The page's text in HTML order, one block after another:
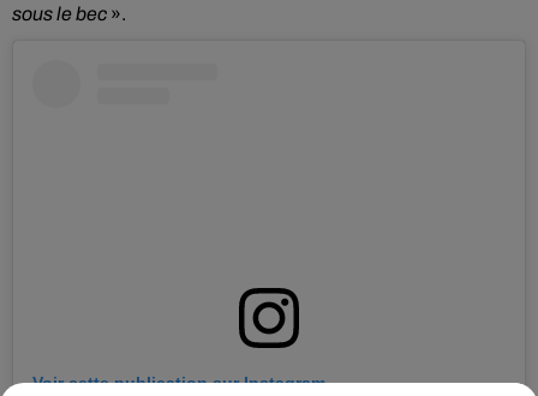
sous le bec ».
Voir cette publication sur Instagram